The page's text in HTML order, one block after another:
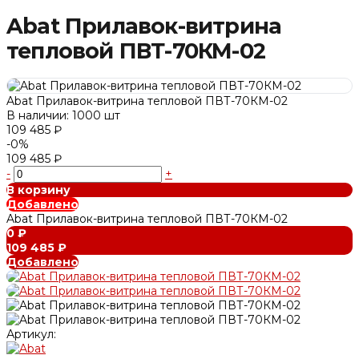
Abat Прилавок-витрина
тепловой ПВТ-70КМ-02
Abat Прилавок-витрина тепловой ПВТ-70КМ-02
В наличии: 1000 шт
109 485 ₽
-0%
109 485 ₽
-
+
В корзину
Добавлено
Abat Прилавок-витрина тепловой ПВТ-70КМ-02
0 ₽
109 485 ₽
Добавлено
Артикул: